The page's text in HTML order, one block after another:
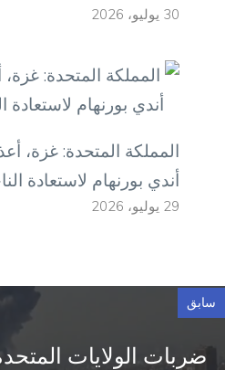
30 يوليو، 2026
المملكة المتحدة: غزة،
أندي بورنهام لاستعادة
29 يوليو، 2026
سابق
ضربات الولايات